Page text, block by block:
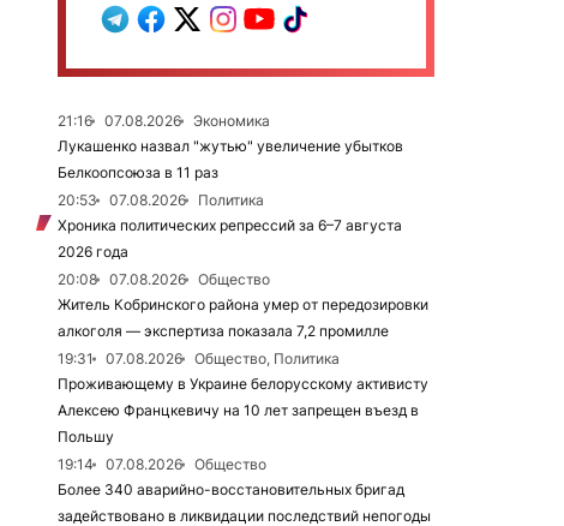
21:16 07.08.2026
Экономика
Лукашенко назвал "жутью" увеличение убытков
Белкоопсоюза в 11 раз
20:53
07.08.2026
Политика
Хроника политических репрессий за 6–7 августа
2026 года
20:08
07.08.2026
Общество
Житель Кобринского района умер от передозировки
алкоголя — экспертиза показала 7,2 промилле
19:31
07.08.2026
Общество, Политика
Проживающему в Украине белорусскому активисту
Алексею Францкевичу на 10 лет запрещен въезд в
Польшу
19:14
07.08.2026
Общество
Более 340 аварийно-восстановительных бригад
задействовано в ликвидации последствий непогоды